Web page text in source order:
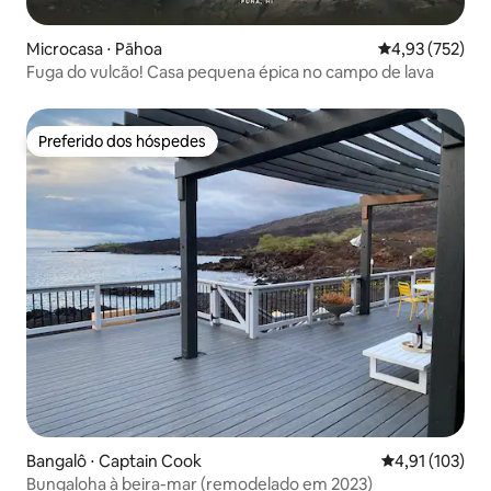
Microcasa ⋅ Pāhoa 4,93 de uma
4,93 (752)
Fuga do vulcão! Casa pequena épica no campo de lava
Preferido dos hóspedes
Preferido dos hóspedes
Bangalô ⋅ Captain Cook 4,91 de uma
4,91 (103)
Bungaloha à beira-mar (remodelado em 2023)